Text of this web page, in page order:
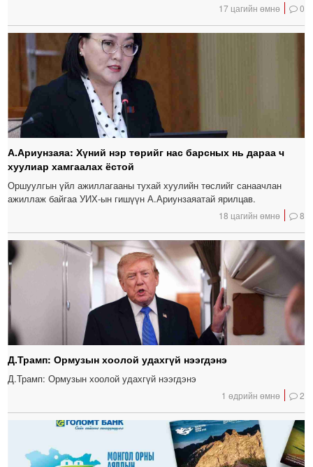
17 цагийн өмнө 0
А.Ариунзаяа: Хүний нэр төрийг нас барсных нь дараа ч
хуулиар хамгаалах ёстой
Оршуулгын үйл ажиллагааны тухай хуулийн төслийг санаачлан
ажиллаж байгаа УИХ-ын гишүүн А.Ариунзаяатай ярилцав.
18 цагийн өмнө 8
Д.Трамп: Ормузын хоолой удахгүй нээгдэнэ
Д.Трамп: Ормузын хоолой удахгүй нээгдэнэ
1 өдрийн өмнө 2